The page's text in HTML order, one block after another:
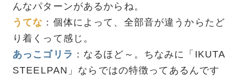
んなパターンがあるからね。
うてな ：個体によって、全部音が違うからたど
り着くって感じ。
あっこゴリラ ：なるほど～。ちなみに「IKUTA
STEELPAN」ならではの特徴ってあるんです